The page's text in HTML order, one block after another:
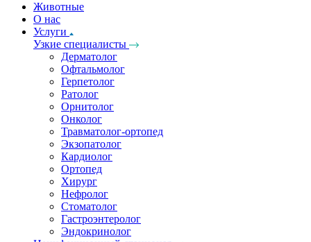
Животные
О нас
Услуги
Узкие специалисты
Дерматолог
Офтальмолог
Герпетолог
Ратолог
Орнитолог
Онколог
Травматолог-ортопед
Экзопатолог
Кардиолог
Ортопед
Хирург
Нефролог
Стоматолог
Гастроэнтеролог
Эндокринолог